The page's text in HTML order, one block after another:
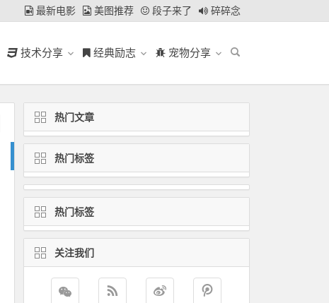
最新电影 美图推荐 段子来了 碎碎念
技术分享 经典励志 宠物分享
热门文章
热门标签
热门标签
关注我们